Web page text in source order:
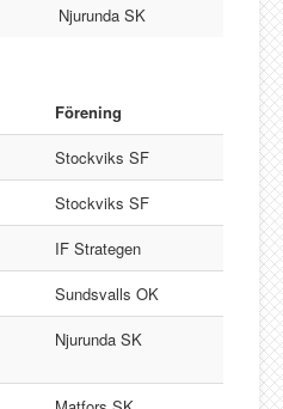
Njurunda SK
Förening
Stockviks SF
Stockviks SF
IF Strategen
Sundsvalls OK
Njurunda SK